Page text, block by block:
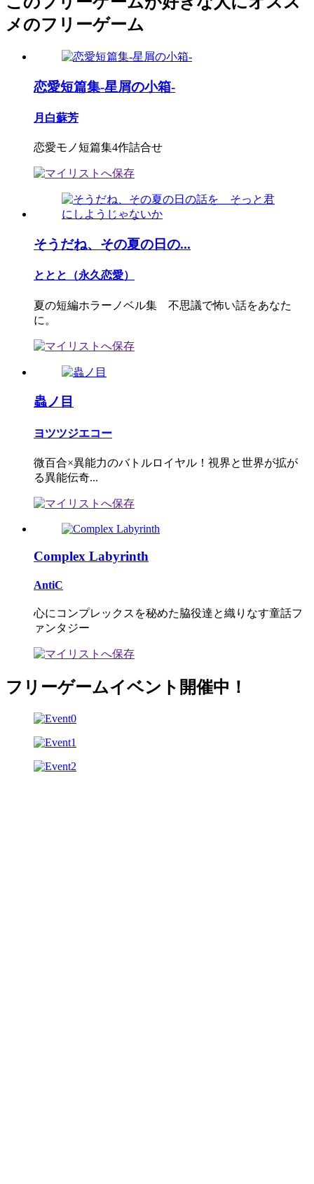
メのフリーゲーム
恋愛短篇集-星屑の小箱-
月白蘇芳
恋愛モノ短篇集4作詰合せ
そうだね、その夏の日の...
ととと（永久恋愛）
夏の短編ホラーノベル集 不思議で怖い話をあなた
に。
蟲ノ目
ヨツツジエコー
微百合×異能力のバトルロイヤル！視界と世界が拡が
る異能伝奇...
Complex Labyrinth
AntiC
心にコンプレックスを秘めた脇役達と織りなす童話フ
ァンタジー
フリーゲームイベント開催中！